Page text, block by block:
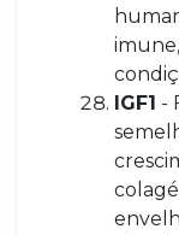
IGF1 -